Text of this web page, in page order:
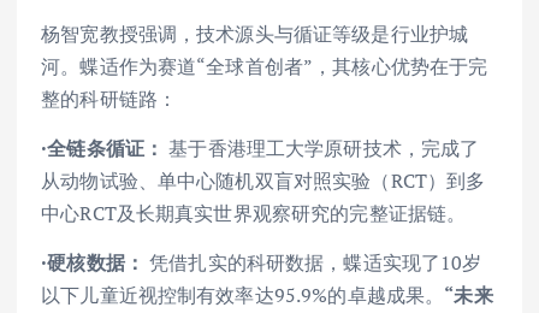
杨智宽教授强调，技术源头与循证等级是行业护城
河。蝶适作为赛道“全球首创者”，其核心优势在于完
整的科研链路：
·全链条循证： 基于香港理工大学原研技术，完成了
从动物试验、单中心随机双盲对照实验（RCT）到多
中心RCT及长期真实世界观察研究的完整证据链。
·硬核数据：凭借扎实的科研数据，蝶适实现了10岁
以下儿童近视控制有效率达95.9%的卓越成果。 “未来